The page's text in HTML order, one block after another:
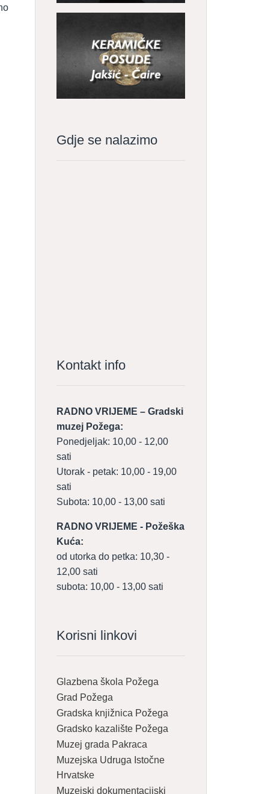
Gdje se nalazimo
Kontakt info
RADNO VRIJEME – Gradski
muzej Požega:
Ponedjeljak: 10,00 - 12,00
sati
Utorak - petak: 10,00 - 19,00
sati
Subota: 10,00 - 13,00 sati
RADNO VRIJEME - Požeška
Kuća:
od utorka do petka: 10,30 -
12,00 sati
subota: 10,00 - 13,00 sati
Korisni linkovi
Glazbena škola Požega
Grad Požega
Gradska knjižnica Požega
Gradsko kazalište Požega
Muzej grada Pakraca
Muzejska Udruga Istočne
Hrvatske
Muzejski dokumentacijski